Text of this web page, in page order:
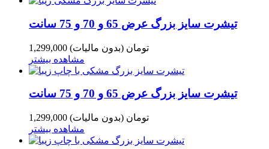
تیشرت سایز بزرگ عرض 65 و 70 و 75 سانت
1,299,000 تومان (بدون مالیات)
مشاهده بیشتر
تیشرت سایز بزرگ عرض 65 و 70 و 75 سانت
1,299,000 تومان (بدون مالیات)
مشاهده بیشتر